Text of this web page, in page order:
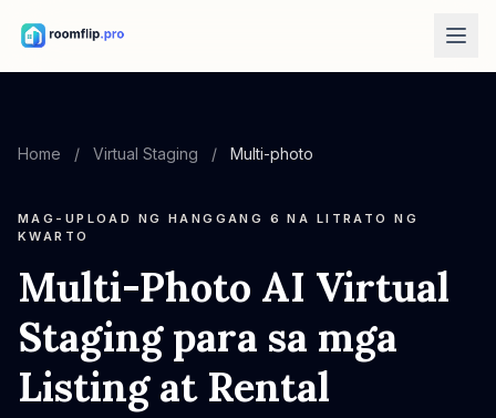
Mag-upload ng larawan ng silid at pumili ng direksiyon ng estilo.
Parehong silid at muwebles, mas maayos na layout.
Subukan ang muwebles sa silid
Tingnan ang sofa, upuan, o mesa bago bumili.
Libreng Tools
Kalkulador ng Sukat ng Silid
Kalkulahin ang sahig at pader bago magplano.
Home / Virtual Staging / Multi-photo
MAG-UPLOAD NG HANGGANG 6 NA LITRATO NG
KWARTO
Multi-Photo AI Virtual
Staging para sa mga
Listing at Rental